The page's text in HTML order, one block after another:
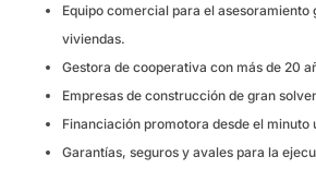
Equipo comercial para el asesoramiento
viviendas.
Gestora de cooperativa con más de 20
Empresas de construcción de gran
Financiación promotora desde el minuto
Garantías, seguros y avales para la